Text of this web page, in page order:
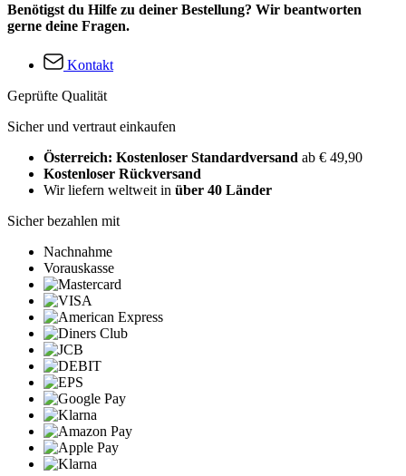
Benötigst du Hilfe zu deiner Bestellung? Wir beantworten
gerne deine Fragen.
Kontakt
Geprüfte Qualität
Sicher und vertraut einkaufen
Österreich: Kostenloser Standardversand ab € 49,90
Kostenloser Rückversand
Wir liefern weltweit in über 40 Länder
Sicher bezahlen mit
Nachnahme
Vorauskasse